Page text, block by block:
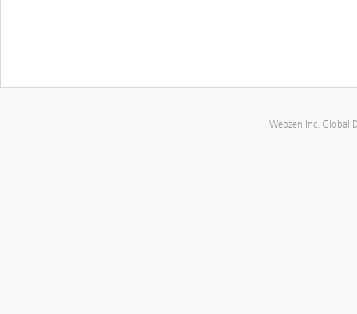
Webzen Inc. Global